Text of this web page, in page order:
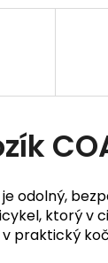
odolný,
ktorý v
praktický